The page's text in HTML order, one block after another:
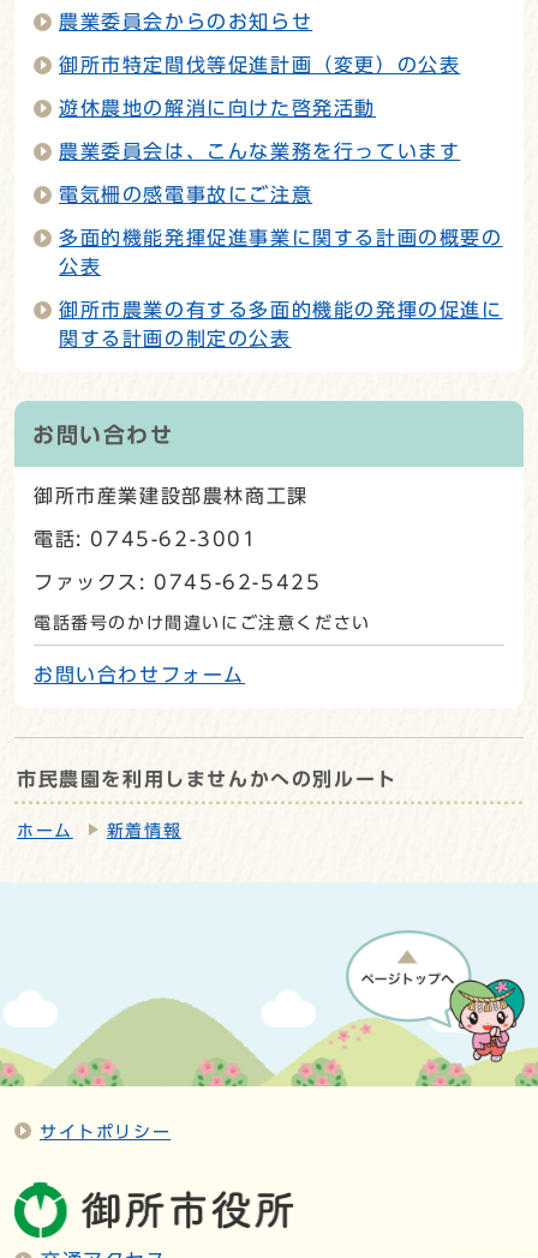
農業委員会からのお知らせ
御所市特定間伐等促進計画（変更）の公表
遊休農地の解消に向けた啓発活動
農業委員会は、こんな業務を行っています
電気柵の感電事故にご注意
多面的機能発揮促進事業に関する計画の概要の
公表
御所市農業の有する多面的機能の発揮の促進に
関する計画の制定の公表
お問い合わせ
御所市産業建設部農林商工課
電話: 0745-62-3001
ファックス: 0745-62-5425
電話番号のかけ間違いにご注意ください
お問い合わせフォーム
市民農園を利用しませんかへの別ルート
ホーム 新着情報
サイトポリシー